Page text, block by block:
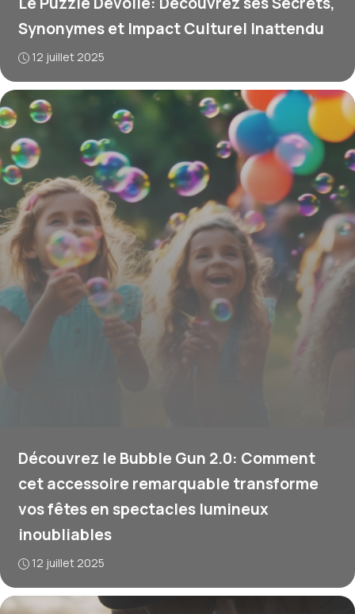
Synonymes et Impact Culturel Inattendu
12 juillet 2025
Découvrez le Bubble Gun 2.0: Comment
cet accessoire remarquable transforme
vos fêtes en spectacles lumineux
inoubliables
12 juillet 2025